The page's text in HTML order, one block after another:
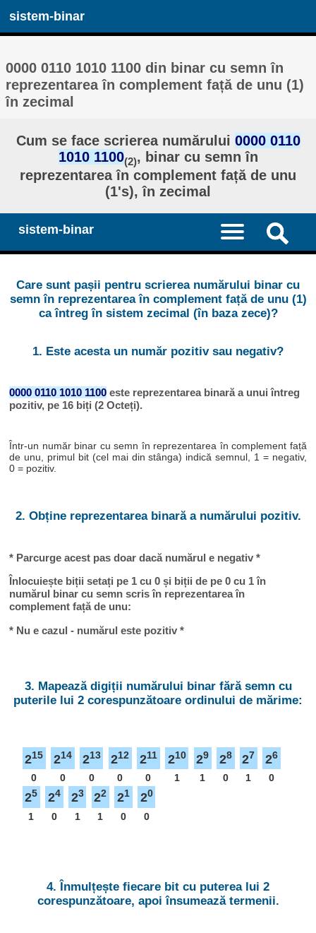
sistem-binar
0000 0110 1010 1100 din binar cu semn în
reprezentarea în complement față de unu (1)
în zecimal
Cum se face scrierea numărului 0000 0110
1010 1100(2), binar cu semn în
reprezentarea în complement față de unu
(1's), în zecimal
sistem-binar
Care sunt pașii pentru scrierea numărului binar cu
semn în reprezentarea în complement față de unu (1)
ca întreg în sistem zecimal (în baza zece)?
1. Este acesta un număr pozitiv sau negativ?
0000 0110 1010 1100 este reprezentarea binară a unui întreg
pozitiv, pe 16 biți (2 Octeți).
Într-un număr binar cu semn în reprezentarea în complement față
de unu, primul bit (cel mai din stânga) indică semnul, 1 = negativ,
0 = pozitiv.
2. Obține reprezentarea binară a numărului pozitiv.
* Parcurge acest pas doar dacă numărul e negativ *
Înlocuiește biții setați pe 1 cu 0 și biții de pe 0 cu 1 în
numărul binar cu semn scris în reprezentarea în
complement față de unu:
* Nu e cazul - numărul este pozitiv *
3. Mapează digiții numărului binar fără semn cu
puterile lui 2 corespunzătoare ordinului de mărime:
215
0
214
0
213
0
212
0
211
0
210
1
29
1
28
0
27
1
26
0
25
1
24
0
23
1
22
1
21
0
20
0
4. Înmulțește fiecare bit cu puterea lui 2
corespunzătoare, apoi însumează termenii.